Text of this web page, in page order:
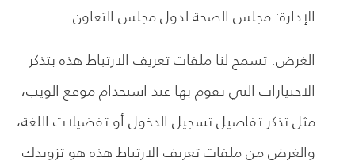
الإدارة: مجلس الصحة لدول مجلس التعاون.
الغرض: تسمح لنا ملفات تعريف الارتباط هذه بتذكر
الاختيارات التي تقوم بها عند استخدام موقع الويب،
مثل تذكر تفاصيل تسجيل الدخول أو تفضيلات اللغة،
والغرض من ملفات تعريف الارتباط هذه هو تزويدك